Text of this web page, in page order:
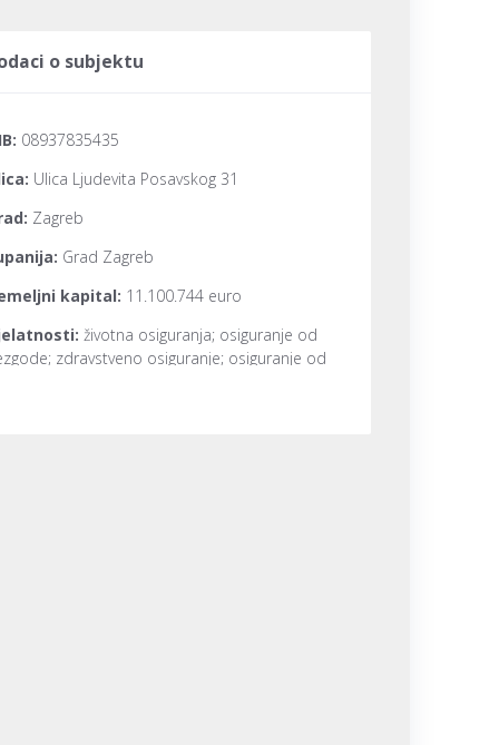
Martin Majhen , OIB:
nPTesFritLLkOIRDGMQcMlCOzcH&gKZdCqrU
o subjektu
08937835435
Ulica Ljudevita Posavskog 31
Zagreb
Grad Zagreb
kapital: 11.100.744 euro
životna osiguranja; osiguranje od
zdravstveno osiguranje; osiguranje od